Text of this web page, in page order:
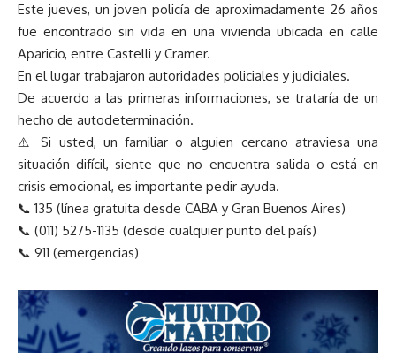
Este jueves, un joven policía de aproximadamente 26 años
fue encontrado sin vida en una vivienda ubicada en calle
Aparicio, entre Castelli y Cramer.
En el lugar trabajaron autoridades policiales y judiciales.
De acuerdo a las primeras informaciones, se trataría de un
hecho de autodeterminación.
⚠️ Si usted, un familiar o alguien cercano atraviesa una
situación difícil, siente que no encuentra salida o está en
crisis emocional, es importante pedir ayuda.
📞 135 (línea gratuita desde CABA y Gran Buenos Aires)
📞 (011) 5275-1135 (desde cualquier punto del país)
📞 911 (emergencias)